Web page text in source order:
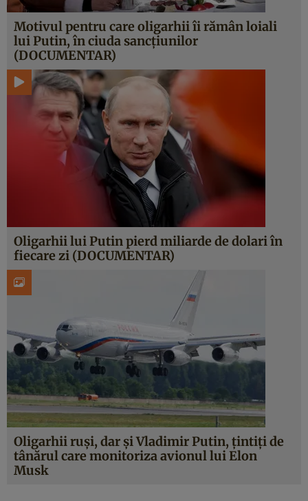
Motivul pentru care oligarhii îi rămân loiali
lui Putin, în ciuda sancțiunilor
(DOCUMENTAR)
Oligarhii lui Putin pierd miliarde de dolari în
fiecare zi (DOCUMENTAR)
Oligarhii ruși, dar și Vladimir Putin, țintiți de
tânărul care monitoriza avionul lui Elon
Musk